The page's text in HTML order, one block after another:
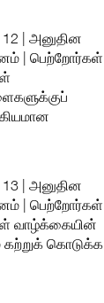
12 | அனுதின
| பெற்றோர்கள்
13 | அனுதின
| பெற்றோர்கள்
வாழ்க்கையின்
கற்றுக் கொடுக்க